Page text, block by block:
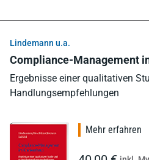
Lindemann u.a.
Compliance-Management
Ergebnisse einer qualitativen
Handlungsempfehlungen
Mehr erfahren